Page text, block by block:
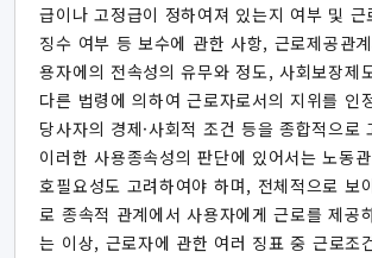
급이나 고정급이 정하여져 있는지 여부 및 근
징수 여부 등 보수에 관한 사항, 근로제공관
용자에의 전속성의 유무와 정도, 사회보장제
다른 법령에 의하여 근로자로서의 지위를 인
당사자의 경제·사회적 조건 등을 종합적으로
이러한 사용종속성의 판단에 있어서는 노동
호필요성도 고려하여야 하며, 전체적으로 보
로 종속적 관계에서 사용자에게 근로를 제공
는 이상, 근로자에 관한 여러 징표 중 근로조